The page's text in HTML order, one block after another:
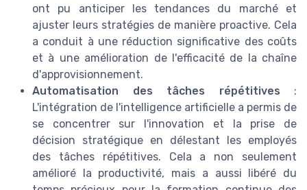
ont pu anticiper les tendances du marché et
ajuster leurs stratégies de manière proactive. Cela
a conduit à une réduction significative des coûts
et à une amélioration de l'efficacité de la chaîne
d'approvisionnement.
Automatisation des tâches répétitives :
L'intégration de l'intelligence artificielle a permis de
se concentrer sur l'innovation et la prise de
décision stratégique en délestant les employés
des tâches répétitives. Cela a non seulement
amélioré la productivité, mais a aussi libéré du